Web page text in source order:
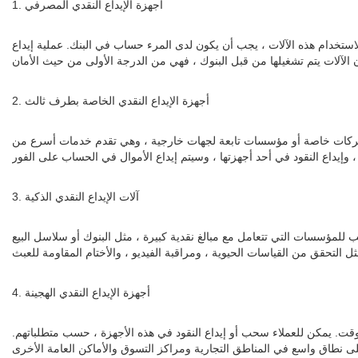
1. أجهزة الإيداع النقدي المصرفي
هذه الآلات ، يجب أن يكون لدى المرء حساب في البنك. عملية إيداع
2. أجهزة الإيداع النقدي الخاصة بطرف ثالث
شركات خاصة أو مؤسسات تابعة لجهات خارجية ، وهي تقدم خدمات أسرع من
3. آلات الإيداع النقدي الذكية
للمؤسسات التي تتعامل مع مبالغ نقدية كبيرة ، مثل البنوك أو سلاسل البيع
4. أجهزة الإيداع النقدي الهجينة
يمكن للعملاء سحب أو إيداع النقود في هذه الأجهزة ، حسب متطلباتهم.